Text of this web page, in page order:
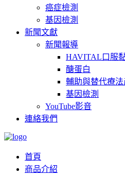
癌症檢測
基因檢測
新聞文獻
新聞報導
HAVITAL口服
醣蛋白
輔助與替代療法
基因檢測
YouTube影音
連絡我們
首頁
商品介紹